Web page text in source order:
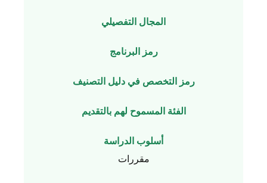
المجال التفصيلي
رمز البرنامج
رمز التخصص في دليل التصنيف
الفئة المسموح لهم بالتقديم
أسلوب الدراسة
مقررات